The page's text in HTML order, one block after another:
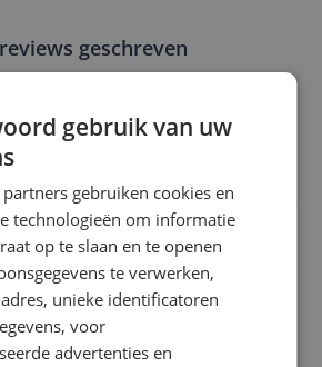
geschreven
bezit en wil je graag je mening
met het schrijven van je
de details duurt het schrijven
tussen de 3 en 10 minuten.
je andere bezoekers een betere
je iedere maand kans op
de actievoorwaarden.
product?
gebruik van uw
gebruiken cookies en
technologieën om informatie
op te slaan en te openen
te verwerken,
unieke identificatoren
voor
advertenties en